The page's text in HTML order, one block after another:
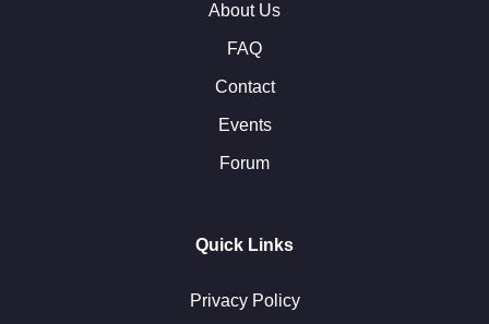
About Us
FAQ
Contact
Events
Forum
Quick Links
Privacy Policy